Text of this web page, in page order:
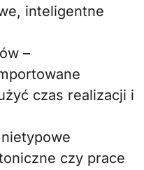
inteligentne
–
czas realizacji i
czy prace